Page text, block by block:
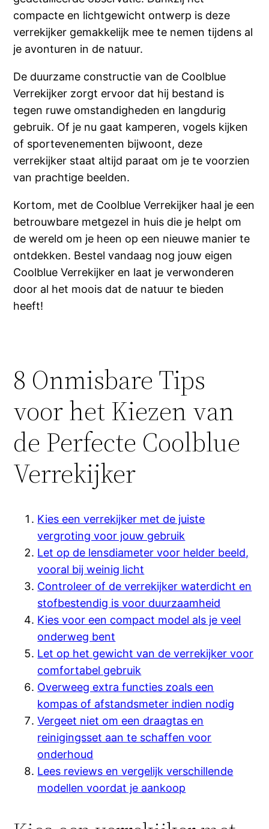
compacte en lichtgewicht ontwerp is deze
verrekijker gemakkelijk mee te nemen tijdens al
je avonturen in de natuur.
De duurzame constructie van de Coolblue
Verrekijker zorgt ervoor dat hij bestand is
tegen ruwe omstandigheden en langdurig
gebruik. Of je nu gaat kamperen, vogels kijken
of sportevenementen bijwoont, deze
verrekijker staat altijd paraat om je te voorzien
van prachtige beelden.
Kortom, met de Coolblue Verrekijker haal je een
betrouwbare metgezel in huis die je helpt om
de wereld om je heen op een nieuwe manier te
ontdekken. Bestel vandaag nog jouw eigen
Coolblue Verrekijker en laat je verwonderen
door al het moois dat de natuur te bieden
heeft!
8 Onmisbare Tips
voor het Kiezen van
de Perfecte Coolblue
Verrekijker
Kies een verrekijker met de juiste
vergroting voor jouw gebruik
Let op de lensdiameter voor helder beeld,
vooral bij weinig licht
Controleer of de verrekijker waterdicht en
stofbestendig is voor duurzaamheid
Kies voor een compact model als je veel
onderweg bent
Let op het gewicht van de verrekijker voor
comfortabel gebruik
Overweeg extra functies zoals een
kompas of afstandsmeter indien nodig
Vergeet niet om een draagtas en
reinigingsset aan te schaffen voor
onderhoud
Lees reviews en vergelijk verschillende
modellen voordat je aankoop